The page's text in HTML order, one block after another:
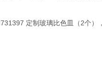
定制玻璃比色皿（2个）